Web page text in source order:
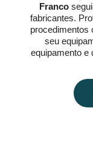
Franco
fabricantes.
procedimentos
seu
equipamento e